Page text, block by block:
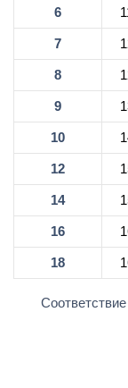
6
7
8
9
10
12
14
16
18